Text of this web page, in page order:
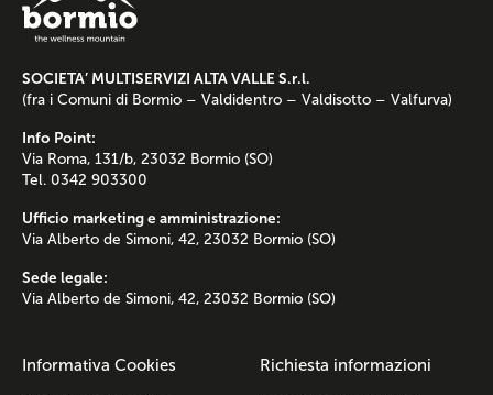
SOCIETA’ MULTISERVIZI ALTA VALLE S.r.l.
(fra i Comuni di Bormio – Valdidentro – Valdisotto – Valfurva)
Info Point:
Via Roma, 131/b, 23032 Bormio (SO)
Tel. 0342 903300
Ufficio marketing e amministrazione:
Via Alberto de Simoni, 42, 23032 Bormio (SO)
Sede legale:
Via Alberto de Simoni, 42, 23032 Bormio (SO)
Informativa Cookies Richiesta informazioni